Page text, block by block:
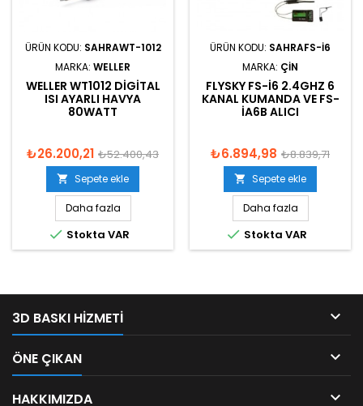
ÜRÜN KODU: SAHRAWT-1012
MARKA: WELLER
WELLER WT1012 DIGITAL
ISI AYARLI HAVYA
80WATT
₺26.200,21 ₺52.400,43
 Sepete ekle
Daha fazla
 Stokta VAR
ÜRÜN KODU: SAHRAFS-I6
MARKA: ÇIN
FLYSKY FS-I6 2.4GHZ 6
KANAL KUMANDA VE FS-
IA6B ALICI
₺6.894,98 ₺8.839,71
 Sepete ekle
Daha fazla
 Stokta VAR
3D BASKI HIZMETI 
ÖNE ÇIKAN 
HAKKIMIZDA 